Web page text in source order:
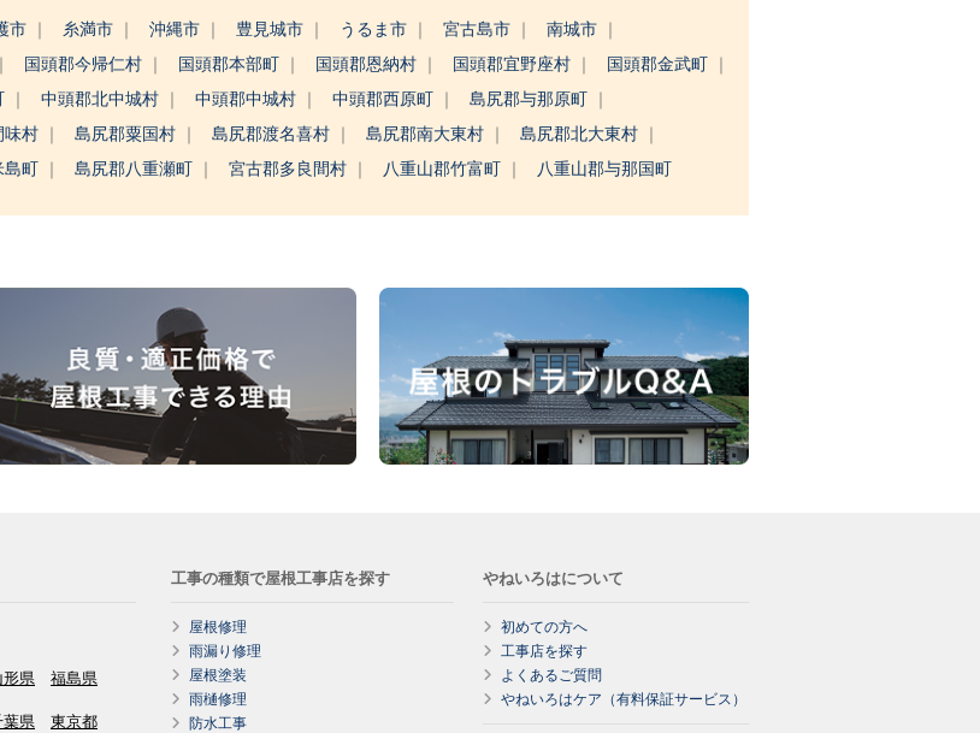
市 糸満市 沖縄市 豊見城市 うるま市 宮古島市
南城市
国頭郡今帰仁村 国頭郡本部町 国頭郡恩納村 国頭郡宜野座村
国頭郡金武町
中頭郡北中城村 中頭郡中城村 中頭郡西原町
島尻郡与那原町
味村 島尻郡粟国村 島尻郡渡名喜村 島尻郡南大東村
島尻郡北大東村
町 島尻郡八重瀬町 宮古郡多良間村 八重山郡竹富町 八重山郡与那国町
形県 福島県
葉県
東京都
工事の種類で屋根工事店を探す
屋根修理
雨漏り修理
屋根塗装
雨樋修理
防水工事
やねいろはについて
初めての方へ
工事店を探す
よくあるご質問
やねいろはケア（有料保証サービス）